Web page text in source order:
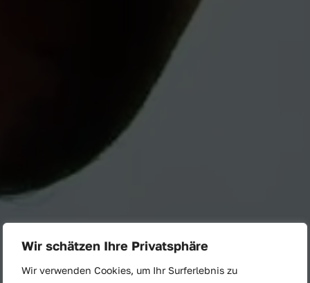
Wir schätzen Ihre Privatsphäre
Wir verwenden Cookies, um Ihr Surferlebnis zu
Wir erschaffen